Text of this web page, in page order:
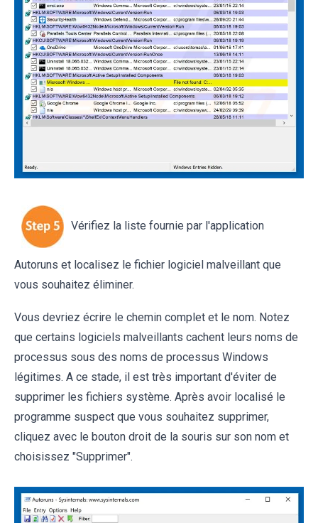
Vérifiez la liste fournie par l'application
Autoruns et localisez le fichier logiciel malveillant que
vous souhaitez éliminer.
Vous devriez écrire le chemin complet et le nom. Notez
que certains logiciels malveillants cachent leurs noms de
processus sous des noms de processus Windows
légitimes. A ce stade, il est très important d'éviter de
supprimer les fichiers système. Après avoir localisé le
programme suspect que vous souhaitez supprimer,
cliquez avec le bouton droit de la souris sur son nom et
choisissez "Supprimer".